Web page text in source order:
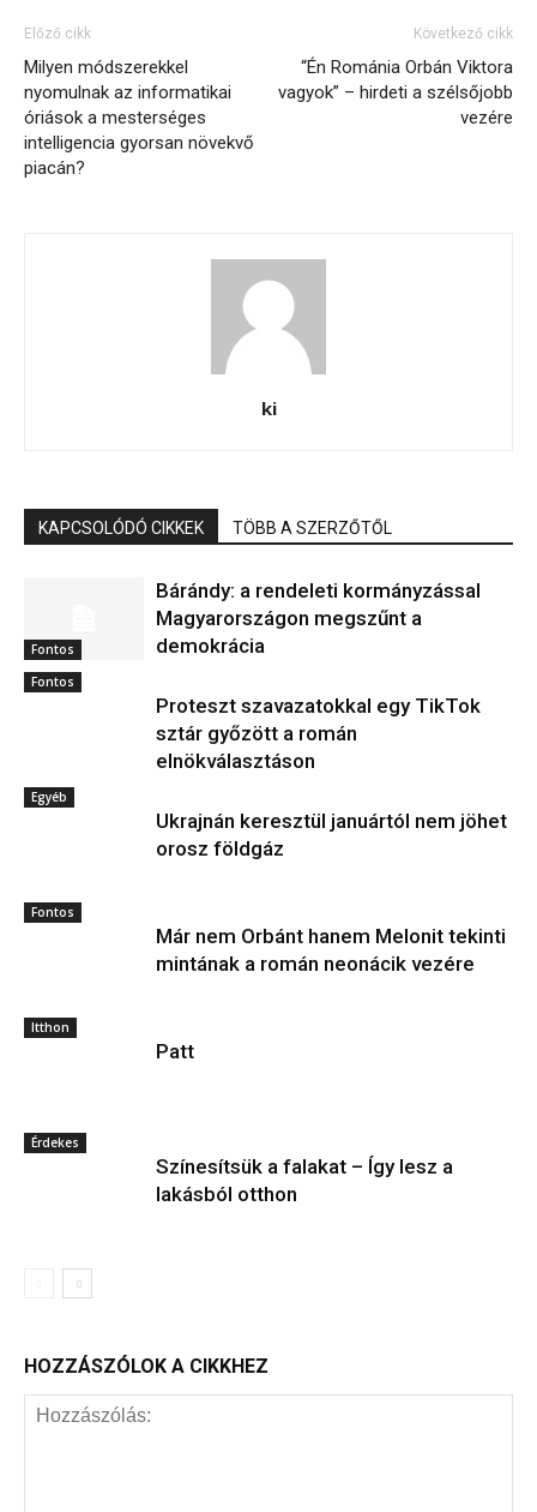
Előző cikk
Milyen módszerekkel
nyomulnak az informatikai
óriások a mesterséges
intelligencia gyorsan növekvő
piacán?
Következő cikk
“Én Románia Orbán Viktora
vagyok” – hirdeti a szélsőjobb
vezére
ki
KAPCSOLÓDÓ CIKKEK TÖBB A SZERZŐTŐL
Fontos
Bárándy: a rendeleti kormányzással
Magyarországon megszűnt a
demokrácia
Fontos
Proteszt szavazatokkal egy TikTok
sztár győzött a román
elnökválasztáson
Egyéb
Ukrajnán keresztül januártól nem jöhet
orosz földgáz
Fontos
Már nem Orbánt hanem Melonit tekinti
mintának a román neonácik vezére
Itthon
Patt
Érdekes
Színesítsük a falakat – Így lesz a
lakásból otthon
HOZZÁSZÓLOK A CIKKHEZ